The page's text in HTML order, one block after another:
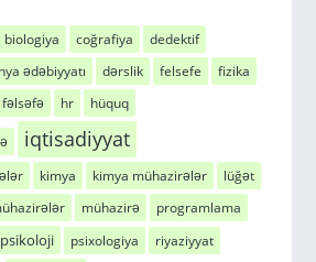
biologiya coğrafiya
dedektif
ədəbiyyatı dərslik felsefe
fizika
fəlsəfə hr hüquq
iqtisadiyyat
kimya kimya mühazirələr
lüğət
mühazirə
programlama
psikoloji psixologiya riyaziyyat